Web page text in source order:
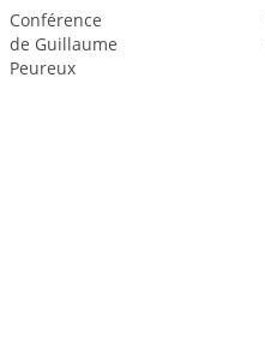
Conférence
de Guillaume
Peureux